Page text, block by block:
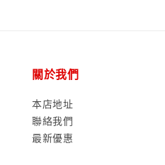
關於我們
本店地址
聯絡我們
最新優惠